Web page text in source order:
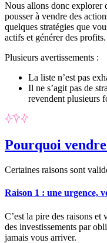
Nous allons donc explorer
pousser à vendre des
quelques stratégies que
actifs et générer des profits.
Plusieurs avertissements :
La liste n’est pas
Il ne s’agit pas de
revendent plusieurs
Pourquoi
Certaines raisons sont
Raison 1 : une urgence,
C’est la pire des raisons
des investissements par
jamais vous arriver.